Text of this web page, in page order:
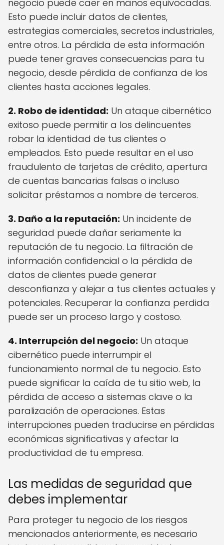
negocio puede caer en manos equivocadas.
Esto puede incluir datos de clientes,
estrategias comerciales, secretos industriales,
entre otros. La pérdida de esta información
puede tener graves consecuencias para tu
negocio, desde pérdida de confianza de los
clientes hasta acciones legales.
2. Robo de identidad: Un ataque cibernético
exitoso puede permitir a los delincuentes
robar la identidad de tus clientes o
empleados. Esto puede resultar en el uso
fraudulento de tarjetas de crédito, apertura
de cuentas bancarias falsas o incluso
solicitar préstamos a nombre de terceros.
3. Daño a la reputación: Un incidente de
seguridad puede dañar seriamente la
reputación de tu negocio. La filtración de
información confidencial o la pérdida de
datos de clientes puede generar
desconfianza y alejar a tus clientes actuales y
potenciales. Recuperar la confianza perdida
puede ser un proceso largo y costoso.
4. Interrupción del negocio: Un ataque
cibernético puede interrumpir el
funcionamiento normal de tu negocio. Esto
puede significar la caída de tu sitio web, la
pérdida de acceso a sistemas clave o la
paralización de operaciones. Estas
interrupciones pueden traducirse en pérdidas
económicas significativas y afectar la
productividad de tu empresa.
Las medidas de seguridad que
debes implementar
Para proteger tu negocio de los riesgos
mencionados anteriormente, es necesario